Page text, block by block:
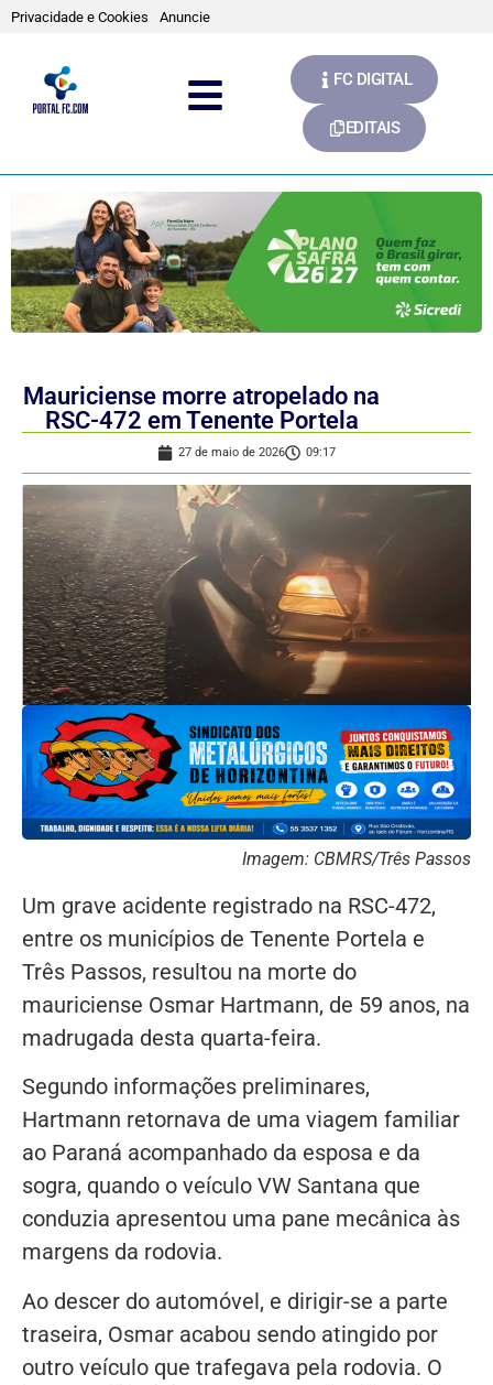
Privacidade e Cookies Anuncie
FC DIGITAL
EDITAIS
Mauriciense morre atropelado na
RSC-472 em Tenente Portela
27 de maio de 2026 09:17
Imagem: CBMRS/Três Passos
Um grave acidente registrado na RSC-472,
entre os municípios de Tenente Portela e
Três Passos, resultou na morte do
mauriciense Osmar Hartmann, de 59 anos, na
madrugada desta quarta-feira.
Segundo informações preliminares,
Hartmann retornava de uma viagem familiar
ao Paraná acompanhado da esposa e da
sogra, quando o veículo VW Santana que
conduzia apresentou uma pane mecânica às
margens da rodovia.
Ao descer do automóvel, e dirigir-se a parte
traseira, Osmar acabou sendo atingido por
outro veículo que trafegava pela rodovia. O